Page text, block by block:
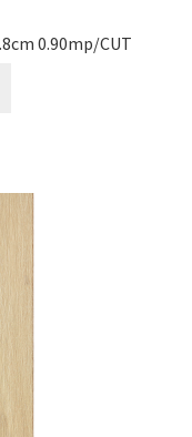
0.90mp/CUT